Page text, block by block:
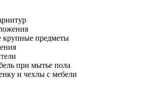
крупные предметы
при мытье пола
и чехлы с мебели